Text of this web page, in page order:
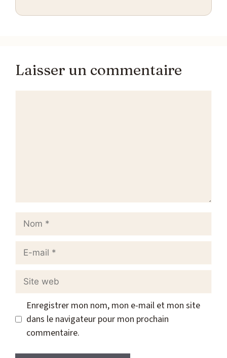
Laisser un commentaire
Nom
Site
Enregistrer mon nom, mon e-mail et mon site
dans le navigateur pour mon prochain
commentaire.